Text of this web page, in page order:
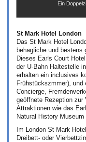
Ein
St Mark Hotel London
Das St Mark Hotel
behagliche und bestens
Dieses Earls Court
der U-Bahn Haltestelle
erhalten ein inclusives
Frühstückszmmer), und
Concierge,
geöffnete Rezeption zur
Attraktionen wie das
Natural History Museum
Im London St Mark
Dreibett- oder